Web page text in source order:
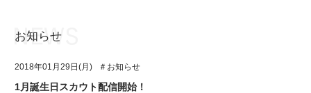
お知らせ
2018年01月29日(月) ＃お知らせ
1月誕生日スカウト配信開始！